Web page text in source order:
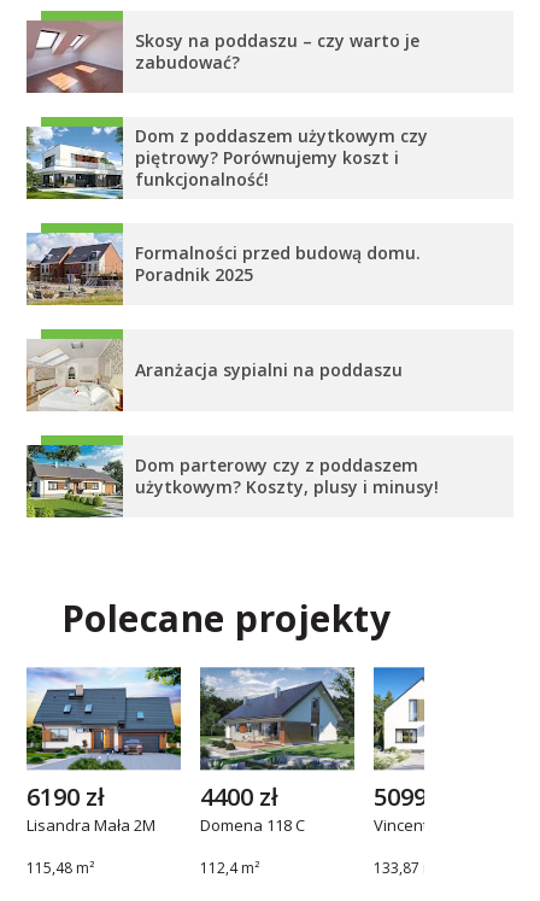
Skosy na poddaszu – czy warto je
zabudować?
Dom z poddaszem użytkowym czy
piętrowy? Porównujemy koszt i
funkcjonalność!
Formalności przed budową domu.
Poradnik 2025
Aranżacja sypialni na poddaszu
Dom parterowy czy z poddaszem
użytkowym? Koszty, plusy i minusy!
Polecane projekty
Lisandra Mała 2M
115,48 m²
6190 zł
Domena 118 C
112,4 m²
4400 zł
Vincent
133,87 m²
5099 zł